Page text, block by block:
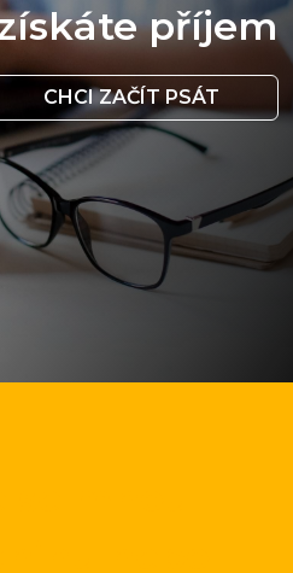
příjem
CHCI ZAČÍT PSÁT